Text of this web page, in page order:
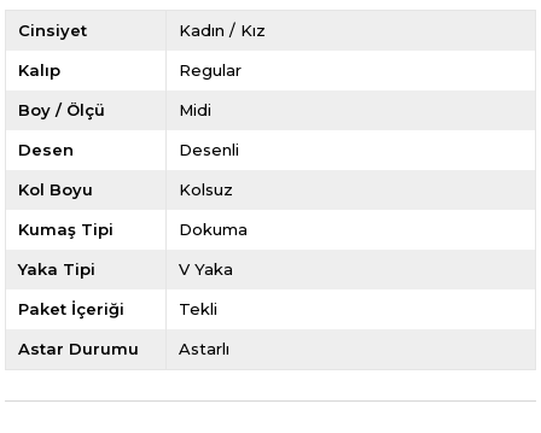
Cinsiyet Kadın / Kız
Kalıp Regular
Boy / Ölçü Midi
Desen Desenli
Kol Boyu Kolsuz
Kumaş Tipi Dokuma
Yaka Tipi V Yaka
Paket İçeriği Tekli
Astar Durumu Astarlı